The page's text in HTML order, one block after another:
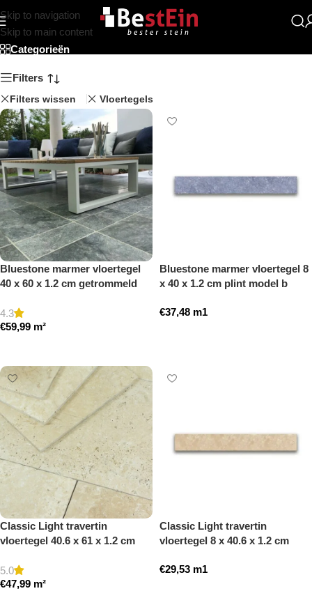
Skip to navigation
Skip to main content
Rechthoek
Categorieën
Filters
Filters wissen Vloertegels
Bluestone marmer vloertegel
40 x 60 x 1.2 cm getrommeld
4.3
€59,99 m²
Bluestone marmer vloertegel 8
x 40 x 1.2 cm plint model b
€37,48 m1
Classic Light travertin
vloertegel 40.6 x 61 x 1.2 cm
5.0
€47,99 m²
Classic Light travertin
vloertegel 8 x 40.6 x 1.2 cm
€29,53 m1